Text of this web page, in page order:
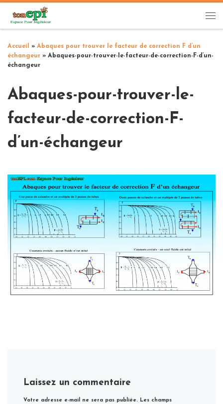
Passer au contenu
Accueil » Abaques pour trouver le facteur de correction F d’un
échangeur » Abaques-pour-trouver-le-facteur-de-correction-F-d’un-
échangeur
Abaques-pour-trouver-le-
facteur-de-correction-F-
d’un-échangeur
Navigation des images
Laissez un commentaire
Votre adresse e-mail ne sera pas publiée. Les champs